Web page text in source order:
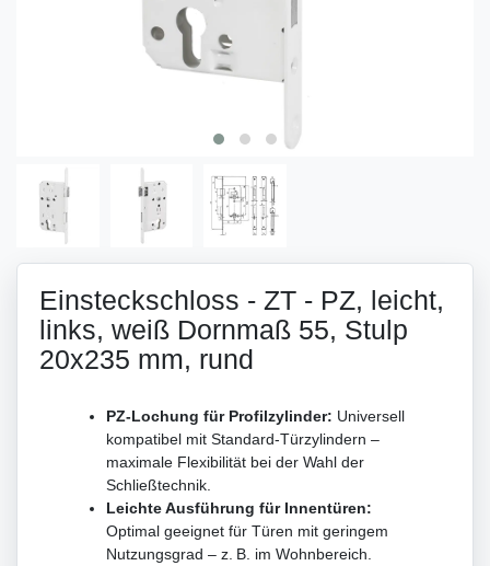
Einsteckschloss - ZT - PZ, leicht,
links, weiß Dornmaß 55, Stulp
20x235 mm, rund
PZ-Lochung für Profilzylinder: Universell
kompatibel mit Standard-Türzylindern –
maximale Flexibilität bei der Wahl der
Schließtechnik.
Leichte Ausführung für Innentüren:
Optimal geeignet für Türen mit geringem
Nutzungsgrad – z. B. im Wohnbereich.